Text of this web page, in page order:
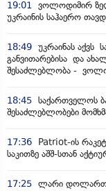
19:01
ვოლოდიმირ
უკრაინის საჰაერო
18:49 უკრაინას აქვს
განვითარებისა და
შესაძლებლობა -
18:45 საქართველოს
შესაძლებლობები
17:36
Patriot-ის
საკითზე აშშ-სთან
17:25 ლარი